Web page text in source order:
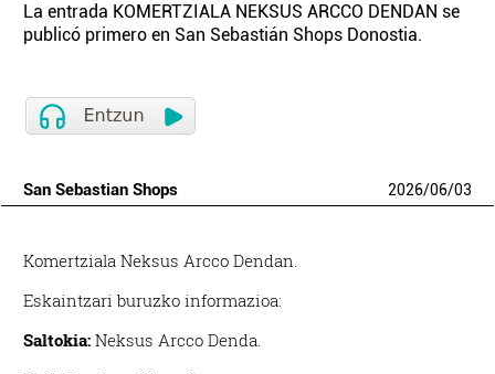
La entrada KOMERTZIALA NEKSUS ARCCO DENDAN se
publicó primero en San Sebastián Shops Donostia.
San Sebastian Shops 2026/06/03
Komertziala Neksus Arcco Dendan.
Eskaintzari buruzko informazioa:
Saltokia:Neksus Arcco Denda.